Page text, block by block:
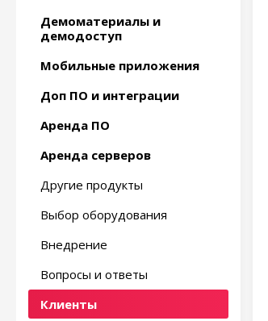
Демоматериалы и
демодоступ
Мобильные приложения
Доп ПО и интеграции
Аренда ПО
Аренда серверов
Другие продукты
Выбор оборудования
Внедрение
Вопросы и ответы
Клиенты